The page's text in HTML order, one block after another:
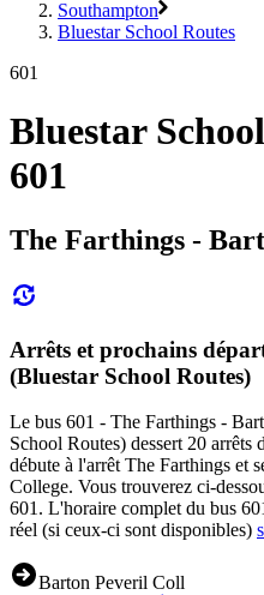
Southampton
Bluestar School Routes
601
Bluestar
601
The Farthings -
Arrêts et prochains
(Bluestar School Routes)
Le bus 601 - The Farthings -
School Routes) dessert 20 arrêts
débute à l'arrêt The Farthings et
College. Vous trouverez ci-
601. L'horaire complet du bus
réel (si ceux-ci sont disponibles)
Barton Peveril Coll